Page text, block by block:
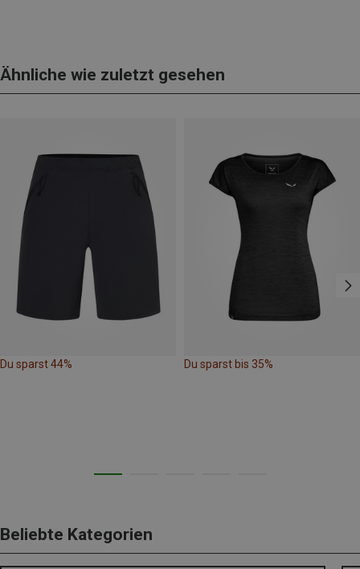
Ähnliche wie zuletzt gesehen
Du sparst 44% Du sparst bis 35%
Beliebte Kategorien